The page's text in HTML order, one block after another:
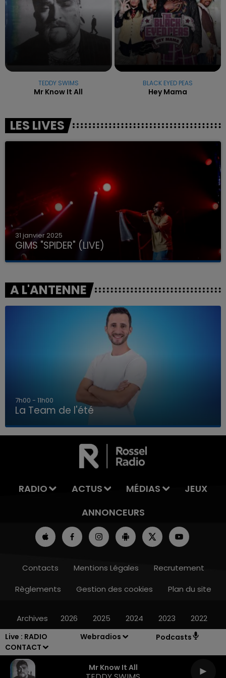
Live : RADIO
CONTACT
Webradios Podcasts
Mr Know It All
LA TEAM DE L'ÉTÉ
TEDDY SWIMS
Mr Know It All
BLACK EYED PEAS
Hey Mama
LES LIVES
31 janvier 2025
GIMS "SPIDER" (LIVE)
A L'ANTENNE
7h00 - 11h00
La Team de l'été
RADIO ACTUS MÉDIAS
JEUX
ANNONCEURS
Contacts Mentions Légales
Recrutement
Règlements
Gestion des cookies Plan du site
Archives 2026 2025 2024 2023 2022